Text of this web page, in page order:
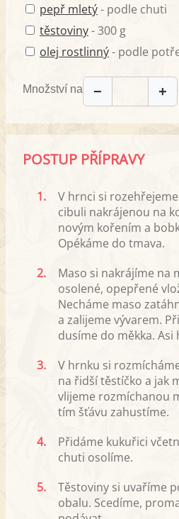
pepř mletý- podle chuti
těstoviny- 300 g
olej rostlinný- podle
Množství na − +
POSTUP PŘÍPRAVY
1.
V hrnci si
cibuli nakrájenou na
novým kořením a
Opékáme do tmava.
2.
Maso si nakrájíme na
osolené, opepřené
Necháme maso
a zalijeme vývarem.
dusíme do měkka. Asi
3.
V hrnku si
na řidší těstíčko a jak
vlijeme rozmíchanou
tím šťávu zahustíme.
4.
Přidáme kukuřici
chuti osolíme.
5.
Těstoviny si uvaříme
obalu. Scedíme,